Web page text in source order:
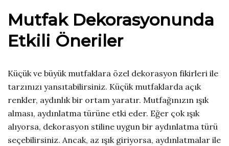
Mutfak Dekorasyonunda
Etkili Öneriler
Küçük ve büyük mutfaklara özel dekorasyon fikirleri ile
tarzınızı yansıtabilirsiniz. Küçük mutfaklarda açık
renkler, aydınlık bir ortam yaratır. Mutfağınızın ışık
alması, aydınlatma türüne etki eder. Eğer çok ışık
alıyorsa, dekorasyon stiline uygun bir aydınlatma türü
seçebilirsiniz. Ancak, az ışık giriyorsa, aydınlatmalar ile